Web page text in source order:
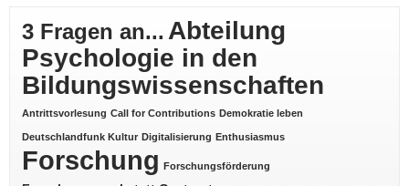
3 Fragen an... Abteilung
Psychologie in den
Bildungswissenschaften
Antrittsvorlesung Call for Contributions Demokratie leben
Deutschlandfunk Kultur Digitalisierung Enthusiasmus
Forschung Forschungsförderung